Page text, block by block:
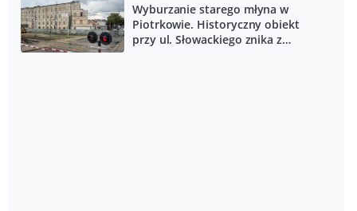
Wyburzanie starego młyna w
Piotrkowie. Historyczny obiekt
przy ul. Słowackiego znika z